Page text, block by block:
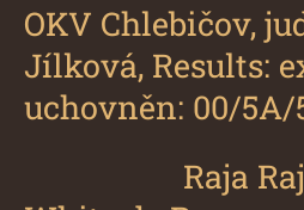
OKV Chlebičov,
Jílková, Results:
uchovněn: 00/5A/
Raja